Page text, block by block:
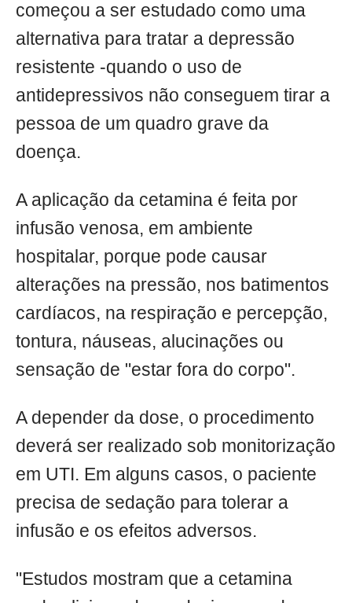
começou a ser estudado como uma
alternativa para tratar a depressão
resistente -quando o uso de
antidepressivos não conseguem tirar a
pessoa de um quadro grave da
doença.
A aplicação da cetamina é feita por
infusão venosa, em ambiente
hospitalar, porque pode causar
alterações na pressão, nos batimentos
cardíacos, na respiração e percepção,
tontura, náuseas, alucinações ou
sensação de "estar fora do corpo".
A depender da dose, o procedimento
deverá ser realizado sob monitorização
em UTI. Em alguns casos, o paciente
precisa de sedação para tolerar a
infusão e os efeitos adversos.
"Estudos mostram que a cetamina